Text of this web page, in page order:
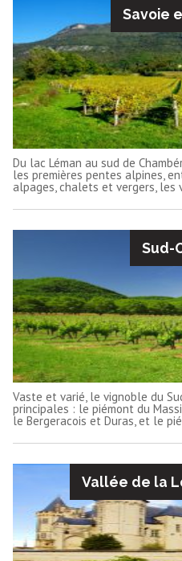
Savoie
Du lac Léman au sud de
les premières pentes alpines,
alpages, chalets et vergers, les
Sud-
Vaste et varié, le vignoble du
principales : le piémont du
le Bergeracois et Duras, et le
Vallée de la